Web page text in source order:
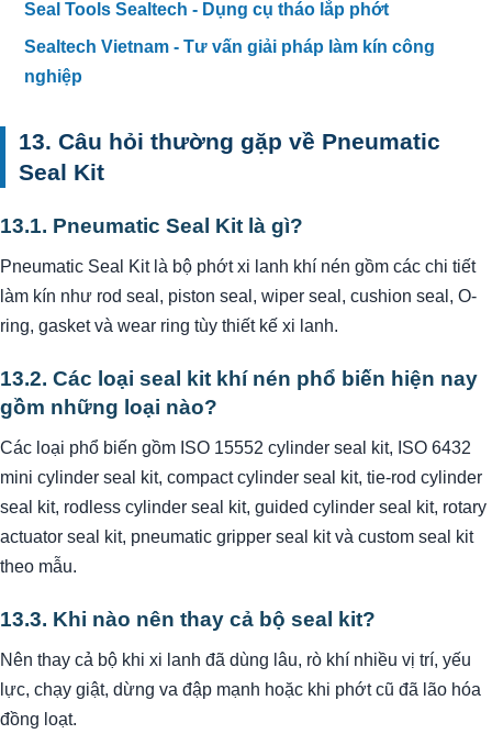
Seal Tools Sealtech - Dụng cụ tháo lắp phớt
Sealtech Vietnam - Tư vấn giải pháp làm kín công
nghiệp
13. Câu hỏi thường gặp về Pneumatic
Seal Kit
13.1. Pneumatic Seal Kit là gì?
Pneumatic Seal Kit là bộ phớt xi lanh khí nén gồm các chi tiết
làm kín như rod seal, piston seal, wiper seal, cushion seal, O-
ring, gasket và wear ring tùy thiết kế xi lanh.
13.2. Các loại seal kit khí nén phổ biến hiện nay
gồm những loại nào?
Các loại phổ biến gồm ISO 15552 cylinder seal kit, ISO 6432
mini cylinder seal kit, compact cylinder seal kit, tie-rod cylinder
seal kit, rodless cylinder seal kit, guided cylinder seal kit, rotary
actuator seal kit, pneumatic gripper seal kit và custom seal kit
theo mẫu.
13.3. Khi nào nên thay cả bộ seal kit?
Nên thay cả bộ khi xi lanh đã dùng lâu, rò khí nhiều vị trí, yếu
lực, chạy giật, dừng va đập mạnh hoặc khi phớt cũ đã lão hóa
đồng loạt.